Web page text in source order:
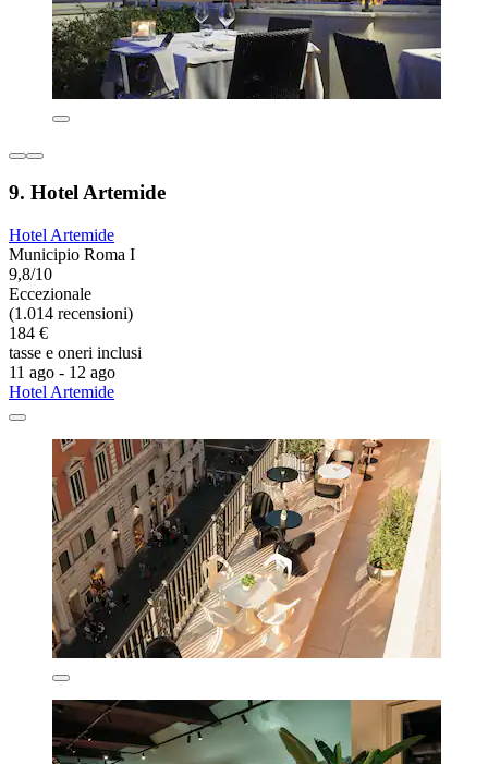
9. Hotel Artemide
Hotel Artemide
Municipio Roma I
9,8/10
Eccezionale
(1.014 recensioni)
184 €
tasse e oneri inclusi
11 ago - 12 ago
Hotel Artemide